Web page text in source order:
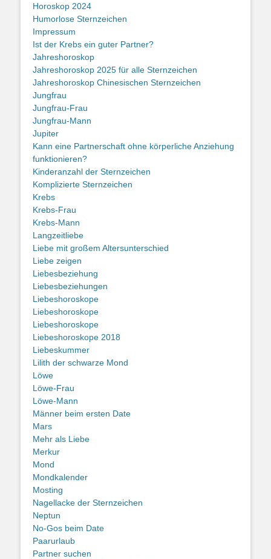
Horoskop 2024
Humorlose Sternzeichen
Impressum
Ist der Krebs ein guter Partner?
Jahreshoroskop
Jahreshoroskop 2025 für alle Sternzeichen
Jahreshoroskop Chinesischen Sternzeichen
Jungfrau
Jungfrau-Frau
Jungfrau-Mann
Jupiter
Kann eine Partnerschaft ohne körperliche Anziehung
funktionieren?
Kinderanzahl der Sternzeichen
Komplizierte Sternzeichen
Krebs
Krebs-Frau
Krebs-Mann
Langzeitliebe
Liebe mit großem Altersunterschied
Liebe zeigen
Liebesbeziehung
Liebesbeziehungen
Liebeshoroskope
Liebeshoroskope
Liebeshoroskope
Liebeshoroskope 2018
Liebeskummer
Lilith der schwarze Mond
Löwe
Löwe-Frau
Löwe-Mann
Männer beim ersten Date
Mars
Mehr als Liebe
Merkur
Mond
Mondkalender
Mosting
Nagellacke der Sternzeichen
Neptun
No-Gos beim Date
Paarurlaub
Partner suchen